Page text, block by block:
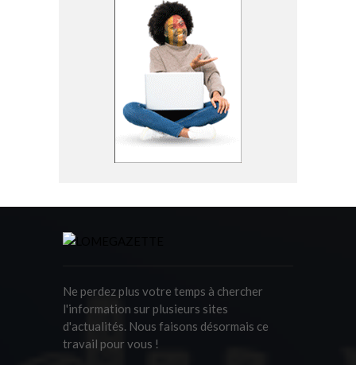
Ne perdez plus votre temps à chercher
l'information sur plusieurs sites
d'actualités. Nous faisons désormais ce
travail pour vous !